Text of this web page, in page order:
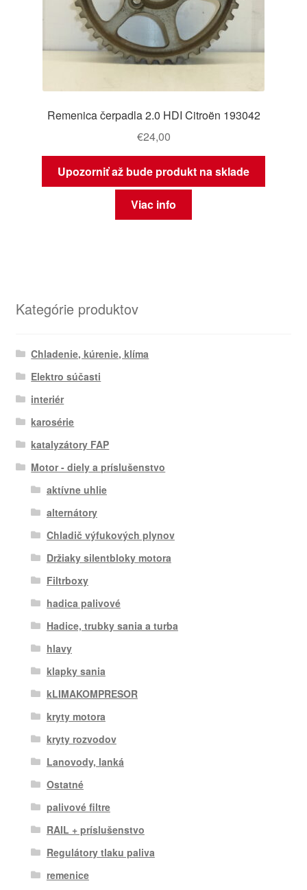
Remenica čerpadla 2.0 HDI Citroën 193042
€24,00
Upozorniť až bude produkt na sklade
Viac info
Kategórie produktov
Chladenie, kúrenie, klíma
Elektro súčasti
interiér
karosérie
katalyzátory FAP
Motor - diely a príslušenstvo
aktívne uhlie
alternátory
Chladič výfukových plynov
Držiaky silentbloky motora
Filtrboxy
hadica palivové
Hadice, trubky sania a turba
hlavy
klapky sania
kLIMAKOMPRESOR
kryty motora
kryty rozvodov
Lanovody, lanká
Ostatné
palivové filtre
RAIL + príslušenstvo
Regulátory tlaku paliva
remenice